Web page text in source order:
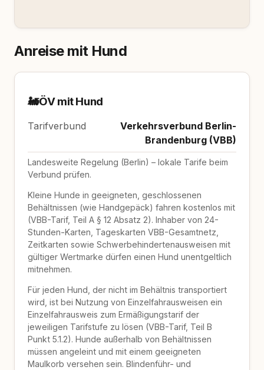
Anreise mit Hund
🚂ÖV mit Hund
Tarifverbund
Verkehrsverbund Berlin-
Brandenburg (VBB)
Landesweite Regelung (Berlin) – lokale Tarife beim
Verbund prüfen.
Kleine Hunde in geeigneten, geschlossenen
Behältnissen (wie Handgepäck) fahren kostenlos mit
(VBB-Tarif, Teil A § 12 Absatz 2). Inhaber von 24-
Stunden-Karten, Tageskarten VBB-Gesamtnetz,
Zeitkarten sowie Schwerbehindertenausweisen mit
gültiger Wertmarke dürfen einen Hund unentgeltlich
mitnehmen.
Für jeden Hund, der nicht im Behältnis transportiert
wird, ist bei Nutzung von Einzelfahrausweisen ein
Einzelfahrausweis zum Ermäßigungstarif der
jeweiligen Tarifstufe zu lösen (VBB-Tarif, Teil B
Punkt 5.1.2). Hunde außerhalb von Behältnissen
müssen angeleint und mit einem geeigneten
Maulkorb versehen sein. Blindenführ- und